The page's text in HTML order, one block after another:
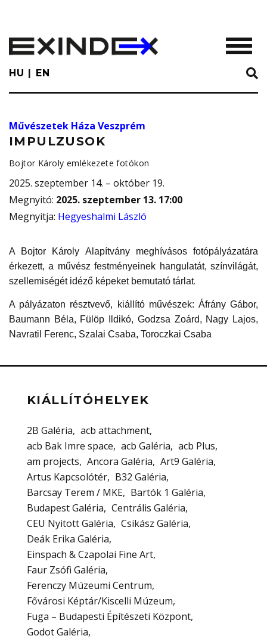
main
content
HU EN
Művészetek Háza Veszprém
IMPULZUSOK
Bojtor Károly emlékezete fotókon
2025. szeptember 14. – október 19.
Megnyitó: 2025. szeptember 13. 17:00
Megnyitja: Hegyeshalmi László
A Bojtor Károly Alapítvány meghívásos fotópályázatára
érkezett, a művész festményeinek hangulatát, színvilágát,
szellemiségét idéző képeket bemutató tárlat.
A pályázaton résztvevő, kiállító művészek: Áfrány Gábor,
Baumann Béla, Fülöp Ildikó, Godzsa Zoárd, Nagy Lajos,
Navratil Ferenc, Szalai Csaba, Toroczkai Csaba
KIÁLLÍTÓHELYEK
2B Galéria
acb attachment
acb Bak Imre space
acb Galéria
acb Plus
am projects
Ancora Galéria
Art9 Galéria
Artus Kapcsolótér
B32 Galéria
Barcsay Terem / MKE
Bartók 1 Galéria
Budapest Galéria
Centrális Galéria
CEU Nyitott Galéria
Csikász Galéria
Deák Erika Galéria
Einspach & Czapolai Fine Art
Faur Zsófi Galéria
Ferenczy Múzeumi Centrum
Fővárosi Képtár/Kiscelli Múzeum
Fuga – Budapesti Építészeti Központ
Godot Galéria